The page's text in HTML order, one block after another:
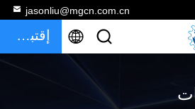
jasonliu@mgcn.com.cn
إقتباس